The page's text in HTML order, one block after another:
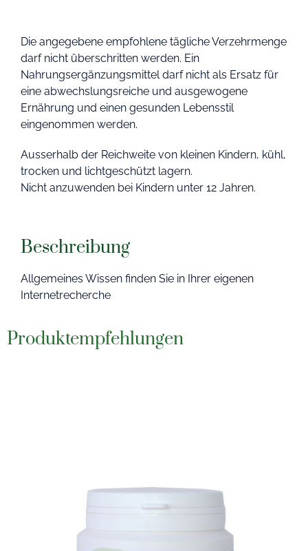
Die angegebene empfohlene tägliche Verzehrmenge
darf nicht überschritten werden. Ein
Nahrungsergänzungsmittel darf nicht als Ersatz für
eine abwechslungsreiche und ausgewogene
Ernährung und einen gesunden Lebensstil
eingenommen werden.
Ausserhalb der Reichweite von kleinen Kindern, kühl,
trocken und lichtgeschützt lagern.
Nicht anzuwenden bei Kindern unter 12 Jahren.
Beschreibung
Allgemeines Wissen finden Sie in Ihrer eigenen
Internetrecherche
Produktempfehlungen